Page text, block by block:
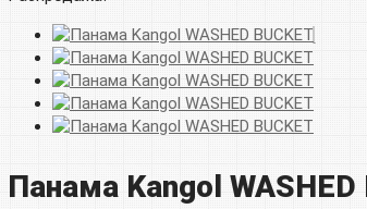
Панама Kangol WASHED